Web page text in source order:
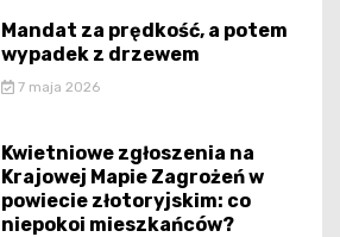
Mandat za prędkość, a potem
wypadek z drzewem
7 maja 2026
Kwietniowe zgłoszenia na
Krajowej Mapie Zagrożeń w
powiecie złotoryjskim: co
niepokoi mieszkańców?